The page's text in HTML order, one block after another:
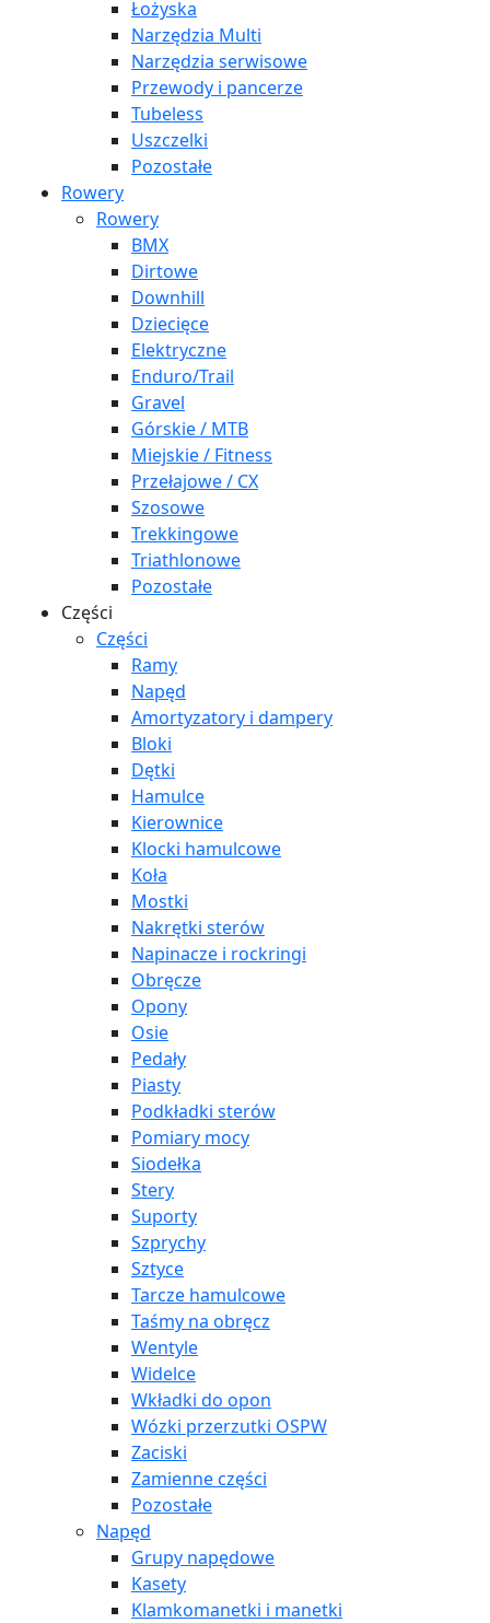
Łożyska
Narzędzia Multi
Narzędzia serwisowe
Przewody i pancerze
Tubeless
Uszczelki
Pozostałe
Rowery
Rowery
BMX
Dirtowe
Downhill
Dziecięce
Elektryczne
Enduro/Trail
Gravel
Górskie / MTB
Miejskie / Fitness
Przełajowe / CX
Szosowe
Trekkingowe
Triathlonowe
Pozostałe
Części
Części
Ramy
Napęd
Amortyzatory i dampery
Bloki
Dętki
Hamulce
Kierownice
Klocki hamulcowe
Koła
Mostki
Nakrętki sterów
Napinacze i rockringi
Obręcze
Opony
Osie
Pedały
Piasty
Podkładki sterów
Pomiary mocy
Siodełka
Stery
Suporty
Szprychy
Sztyce
Tarcze hamulcowe
Taśmy na obręcz
Wentyle
Widelce
Wkładki do opon
Wózki przerzutki OSPW
Zaciski
Zamienne części
Pozostałe
Napęd
Grupy napędowe
Kasety
Klamkomanetki i manetki